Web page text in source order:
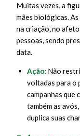
Muitas vezes, a
mães biológicas.
na criação, no
pessoas, sendo
data.
Ação: Não
voltadas para o
campanhas que
também as
duplica suas